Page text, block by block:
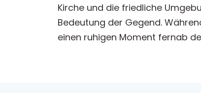
Kirche und die friedliche
Bedeutung der Gegend.
einen ruhigen Moment fernab